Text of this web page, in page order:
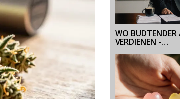
WO BUDTENDER
VERDIENEN -